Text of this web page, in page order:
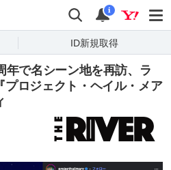
検索 通知
i
ID新規取得
年で名シーン地を再訪、ラ
プロジェクト・ヘイル・メア